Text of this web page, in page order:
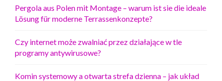
Pergola aus Polen mit Montage – warum ist sie die ideale
Lösung für moderne Terrassenkonzepte?
Czy internet może zwalniać przez działające w tle
programy antywirusowe?
Komin systemowy a otwarta strefa dzienna – jak układ